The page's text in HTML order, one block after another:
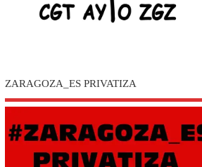
ZARAGOZA_ES PRIVATIZA